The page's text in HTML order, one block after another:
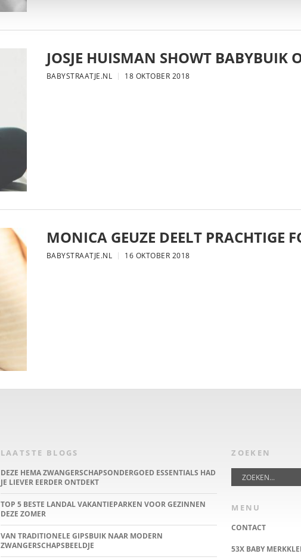
JOSJE HUISMAN SHOWT BABYBUIK
BABYSTRAATJE.NL 18 OKTOBER 2018
MONICA GEUZE DEELT PRACHTIGE
BABYSTRAATJE.NL 16 OKTOBER 2018
LAATSTE BLOGS
DEZE HEMA ZWANGERSCHAPSONDERGOED ESSENTIALS HAD
JE LIEVER EERDER ONTDEKT
TOP 5 BESTE LANDAL VAKANTIEPARKEN VOOR GEZINNEN
DEZE ZOMER
VAN TRADITIONELE GIPSBUIK NAAR MODERN
ZWANGERSCHAPSBEELDJE
ZOEKEN
MENU
CONTACT
53X BABY